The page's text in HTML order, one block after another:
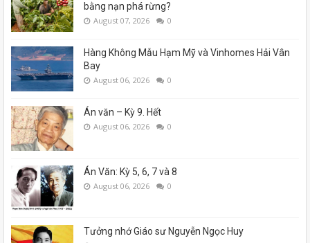
bằng nạn phá rừng?
August 07, 2026 0
Hàng Không Mẫu Hạm Mỹ và Vinhomes Hải Vân
Bay
August 06, 2026 0
Án văn – Kỳ 9. Hết
August 06, 2026 0
Án Văn: Kỳ 5, 6, 7 và 8
August 06, 2026 0
Tưởng nhớ Giáo sư Nguyễn Ngọc Huy